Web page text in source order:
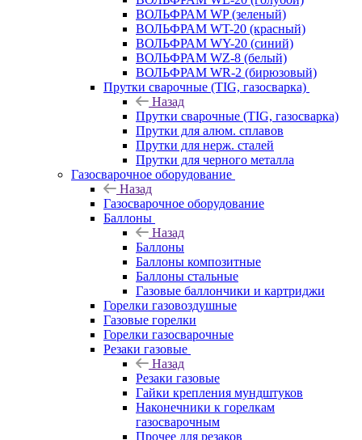
ВОЛЬФРАМ WP (зеленый)
ВОЛЬФРАМ WT-20 (красный)
ВОЛЬФРАМ WY-20 (синий)
ВОЛЬФРАМ WZ-8 (белый)
ВОЛЬФРАМ WR-2 (бирюзовый)
Прутки сварочные (TIG, газосварка)
Назад
Прутки сварочные (TIG, газосварка)
Прутки для алюм. сплавов
Прутки для нерж. сталей
Прутки для черного металла
Газосварочное оборудование
Назад
Газосварочное оборудование
Баллоны
Назад
Баллоны
Баллоны композитные
Баллоны стальные
Газовые баллончики и картриджи
Горелки газовоздушные
Газовые горелки
Горелки газосварочные
Резаки газовые
Назад
Резаки газовые
Гайки крепления мундштуков
Наконечники к горелкам
газосварочным
Прочее для резаков